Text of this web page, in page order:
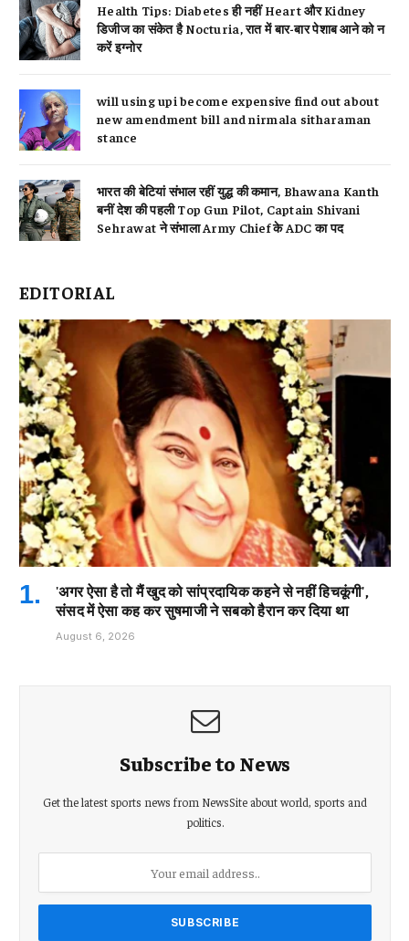
Health Tips: Diabetes ही नहीं Heart और Kidney
डिजीज का संकेत है Nocturia, रात में बार-बार पेशाब आने को न
करें इग्नोर
will using upi become expensive find out about
new amendment bill and nirmala sitharaman
stance
भारत की बेटियां संभाल रहीं युद्ध की कमान, Bhawana Kanth
बनीं देश की पहली Top Gun Pilot, Captain Shivani
Sehrawat ने संभाला Army Chief के ADC का पद
EDITORIAL
'अगर ऐसा है तो मैं खुद को सांप्रदायिक कहने से नहीं हिचकूंगी',
संसद में ऐसा कह कर सुषमाजी ने सबको हैरान कर दिया था
August 6, 2026
Subscribe to News
Get the latest sports news from NewsSite about world, sports and
politics.